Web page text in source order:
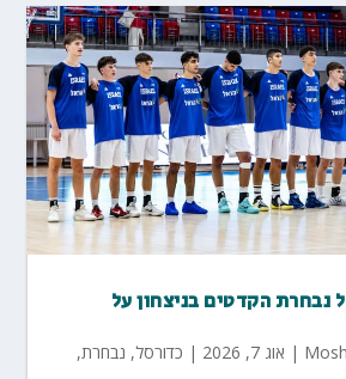
נבחרת הקדטים בניצחון על
| אוג 7, 2026 | כדורסל, נבחרת,